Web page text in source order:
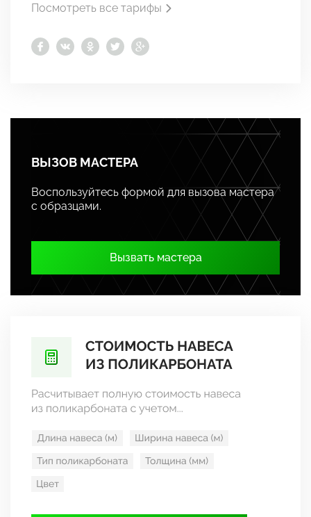
Посмотреть все тарифы
ВЫЗОВ МАСТЕРА
Воспользуйтесь формой для вызова мастера
с образцами.
Вызвать мастера